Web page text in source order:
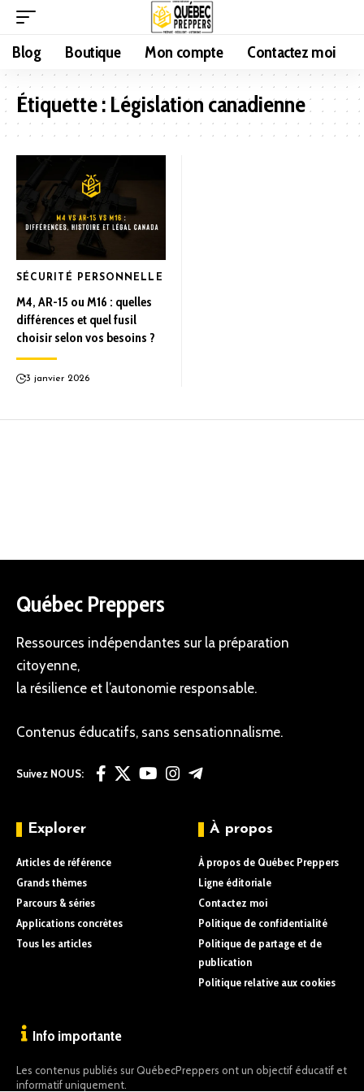
Blog Boutique Mon compte Contactez moi
Étiquette : Législation canadienne
SÉCURITÉ PERSONNELLE
M4, AR-15 ou M16 : quelles
différences et quel fusil
choisir selon vos besoins ?
3 janvier 2026
Québec Preppers
Ressources indépendantes sur la préparation
citoyenne,
la résilience et l’autonomie responsable.
Contenus éducatifs, sans sensationnalisme.
Suivez NOUS:
Explorer
Articles de référence
Grands thèmes
Parcours & séries
Applications concrètes
Tous les articles
À propos
À propos de Québec Preppers
Ligne éditoriale
Contactez moi
Politique de confidentialité
Politique de partage et de
publication
Politique relative aux cookies
Info importante
Les contenus publiés sur QuébecPreppers ont un objectif éducatif et
informatif uniquement.